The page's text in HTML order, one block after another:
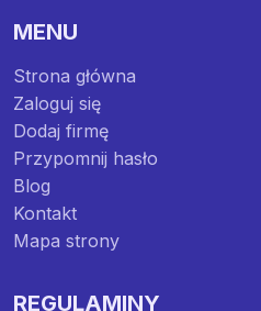
MENU
Strona główna
Zaloguj się
Dodaj firmę
Przypomnij hasło
Blog
Kontakt
Mapa strony
REGULAMINY